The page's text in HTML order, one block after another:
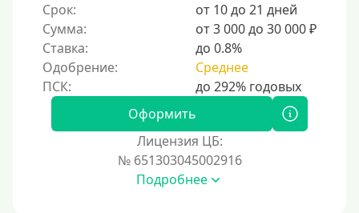
Срок:
от 10 до 21 дней
Сумма:
от 3 000 до 30 000 ₽
Ставка:
до 0.8%
Одобрение:
Среднее
Оформить
Лицензия ЦБ:
№ 651303045002916
Подробнее